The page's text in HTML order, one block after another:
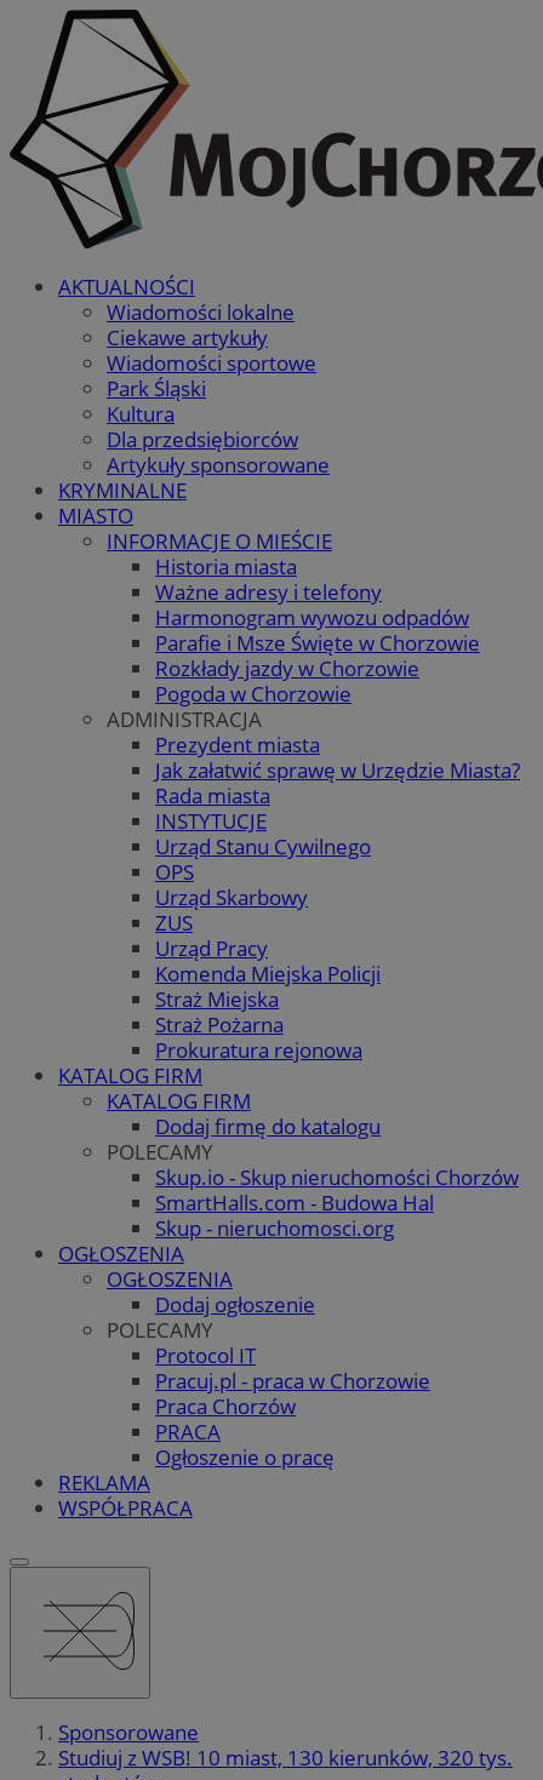
AKTUALNOŚCI
Wiadomości lokalne
Ciekawe artykuły
Wiadomości sportowe
Park Śląski
Kultura
Dla przedsiębiorców
Artykuły sponsorowane
KRYMINALNE
MIASTO
INFORMACJE O MIEŚCIE
Historia miasta
Ważne adresy i telefony
Harmonogram wywozu odpadów
Parafie i Msze Święte w Chorzowie
Rozkłady jazdy w Chorzowie
Pogoda w Chorzowie
ADMINISTRACJA
Prezydent miasta
Jak załatwić sprawę w Urzędzie Miasta?
Rada miasta
INSTYTUCJE
Urząd Stanu Cywilnego
OPS
Urząd Skarbowy
ZUS
Urząd Pracy
Komenda Miejska Policji
Straż Miejska
Straż Pożarna
Prokuratura rejonowa
KATALOG FIRM
KATALOG FIRM
Dodaj firmę do katalogu
POLECAMY
Skup.io - Skup nieruchomości Chorzów
SmartHalls.com - Budowa Hal
Skup - nieruchomosci.org
OGŁOSZENIA
OGŁOSZENIA
Dodaj ogłoszenie
POLECAMY
Protocol IT
Pracuj.pl - praca w Chorzowie
Praca Chorzów
PRACA
Ogłoszenie o pracę
REKLAMA
WSPÓŁPRACA
Sponsorowane
Studiuj z WSB! 10 miast, 130 kierunków, 320 tys.